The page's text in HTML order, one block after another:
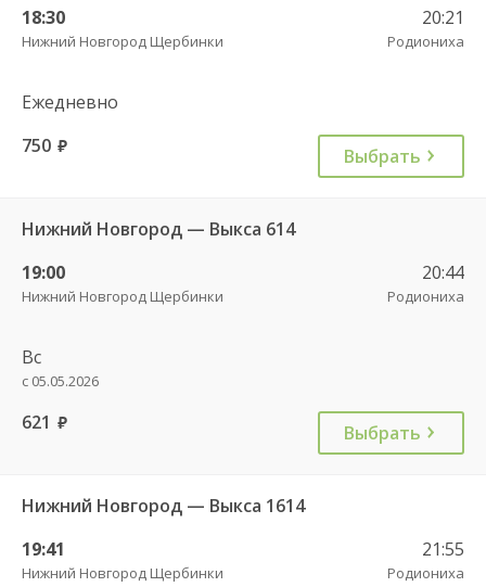
18:30
Нижний Новгород Щербинки
20:21
Родиониха
Ежедневно
750 руб. Выбрать
Нижний Новгород — Выкса 614
19:00
Нижний Новгород Щербинки
20:44
Родиониха
Вс
с 05.05.2026
621 руб. Выбрать
Нижний Новгород — Выкса 1614
19:41
Нижний Новгород Щербинки
21:55
Родиониха